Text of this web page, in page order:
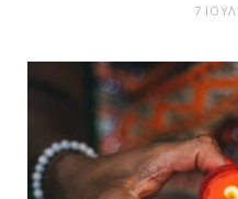
7